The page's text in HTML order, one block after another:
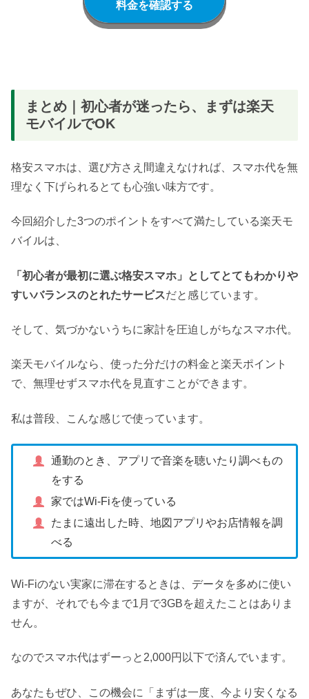
料金を確認する
まとめ｜初心者が迷ったら、まずは楽天
モバイルでOK
格安スマホは、選び方さえ間違えなければ、スマホ代を無
理なく下げられるとても心強い味方です。
今回紹介した3つのポイントをすべて満たしている楽天モ
バイルは、
「初心者が最初に選ぶ格安スマホ」としてとてもわかりや
すいバランスのとれたサービスだと感じています。
そして、気づかないうちに家計を圧迫しがちなスマホ代。
楽天モバイルなら、使った分だけの料金と楽天ポイント
で、無理せずスマホ代を見直すことができます。
私は普段、こんな感じで使っています。
通勤のとき、アプリで音楽を聴いたり調べもの
をする
家ではWi-Fiを使っている
たまに遠出した時、地図アプリやお店情報を調
べる
Wi-Fiのない実家に滞在するときは、データを多めに使い
ますが、それでも今まで1月で3GBを超えたことはありま
せん。
なのでスマホ代はずーっと2,000円以下で済んでいます。
あなたもぜひ、この機会に「まずは一度、今より安くなる